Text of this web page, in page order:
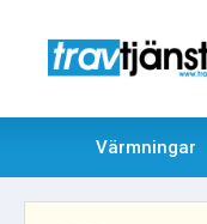
Värmningar